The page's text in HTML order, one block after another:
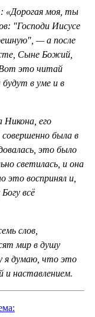
«Дорогая моя, ты
"Господи Иисусе
— а после
Сыне Божий,
Вот это читай
в уме и в
Никона, его
была в
это было
светилась, и она
это воспринял и,
всё
слов,
мир в душу
я думаю, что это
и наставлением.